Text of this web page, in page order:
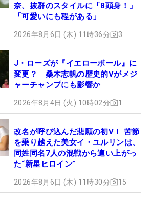
奈、抜群のスタイルに「8頭身！」
「可愛いにも程がある」
2026年8月6日 (木) 11時36分 3
J・ローズが『イエローボール』に
変更？ 桑木志帆の歴史的Vがメジ
ャーチャンプにも影響か
2026年8月4日 (火) 10時02分 1
改名が呼び込んだ悲願の初V！ 苦節
を乗り越えた美女イ・ユルリンは、
同姓同名7人の混戦から這い上がっ
た“新星ヒロイン”
2026年8月6日 (木) 11時30分 15